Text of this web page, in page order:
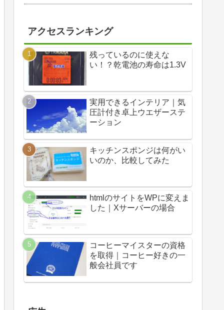
アクセスランキング
残っているのに使えな
い！？乾電池の寿命は1.3V
実用できるインテリア｜気
圧計付き卓上ウエザーステ
ーション
キッチンスポンジは何がい
いのか、比較してみた
htmlのサイトをWPに変えま
した｜Xサーバーの場合
コーヒーマイスターの資格
を取得｜コーヒー好きの一
般会社員です